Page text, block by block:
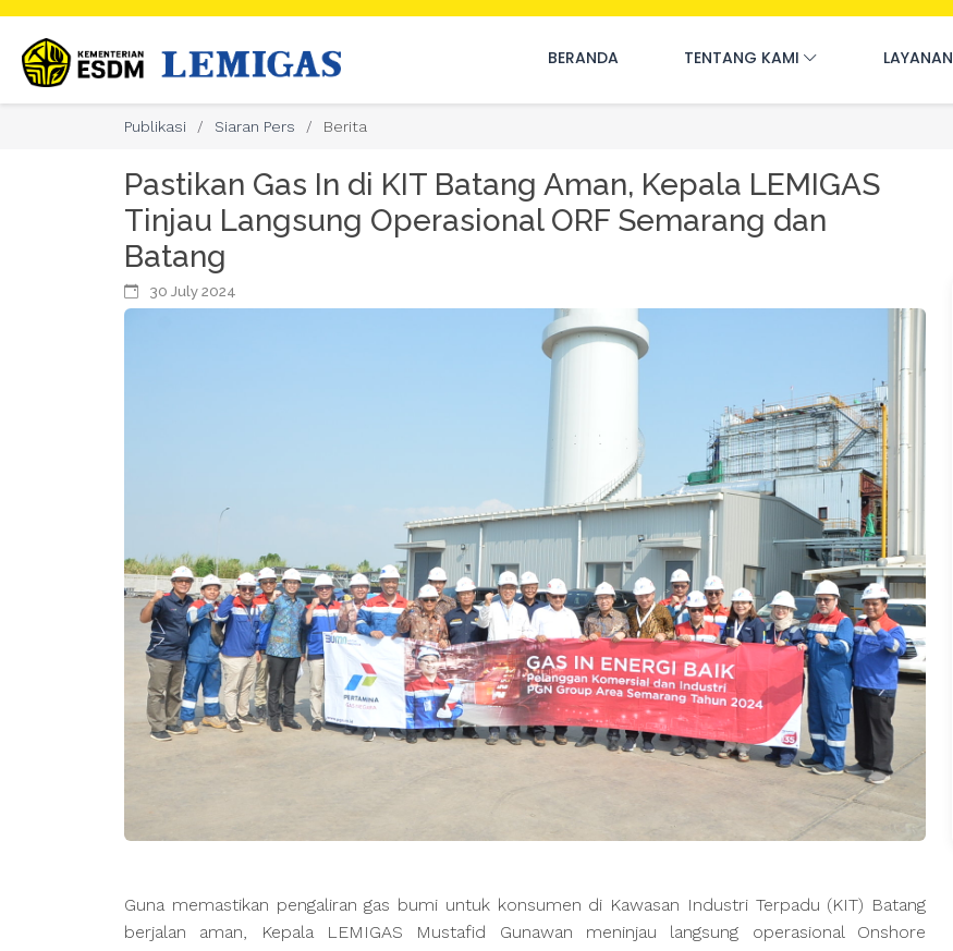
BERANDA TENTANG KAMI LAYANAN
Publikasi Siaran Pers Berita
Pastikan Gas In di KIT Batang Aman, Kepala LEMIGAS
Tinjau Langsung Operasional ORF Semarang dan
Batang
30 July 2024
Guna memastikan pengaliran gas bumi untuk konsumen di Kawasan Industri Terpadu (KIT) Batang
berjalan aman, Kepala LEMIGAS Mustafid Gunawan meninjau langsung operasional Onshore